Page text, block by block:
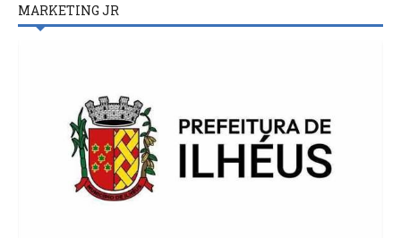
MARKETING JR